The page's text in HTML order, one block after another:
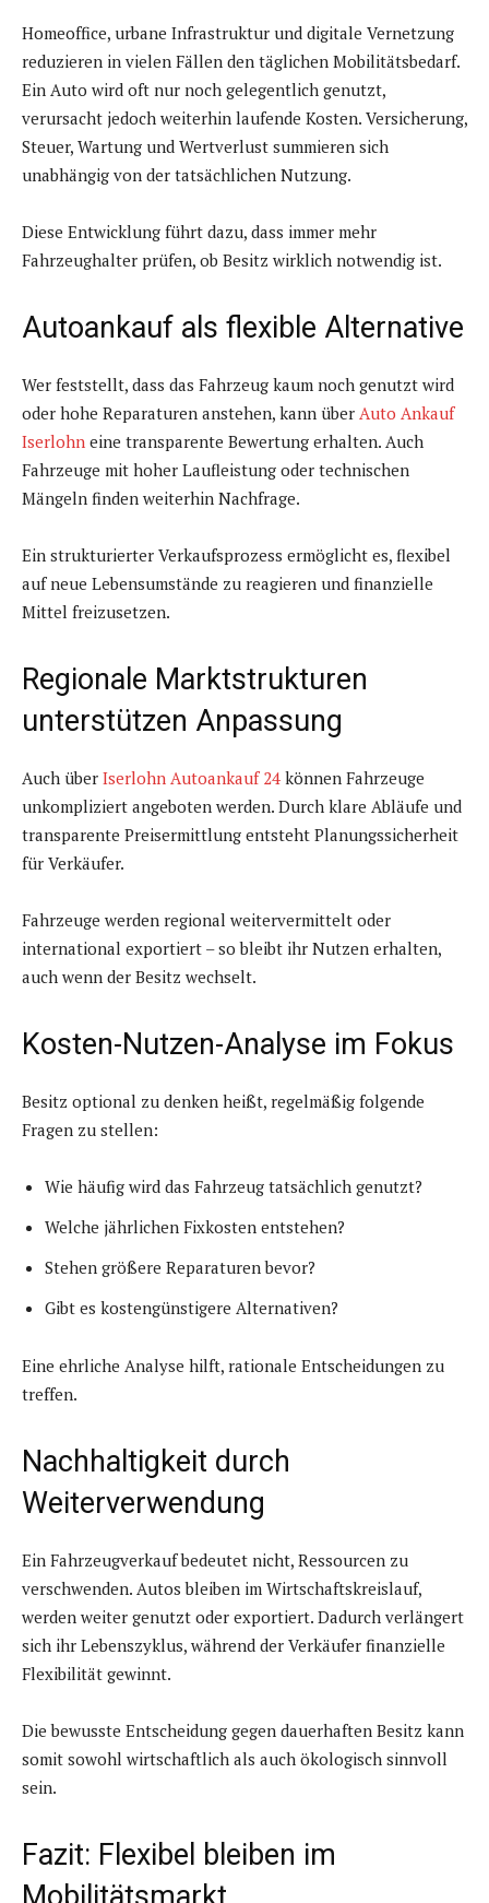
Homeoffice, urbane Infrastruktur und digitale Vernetzung
reduzieren in vielen Fällen den täglichen Mobilitätsbedarf.
Ein Auto wird oft nur noch gelegentlich genutzt,
verursacht jedoch weiterhin laufende Kosten. Versicherung,
Steuer, Wartung und Wertverlust summieren sich
unabhängig von der tatsächlichen Nutzung.
Diese Entwicklung führt dazu, dass immer mehr
Fahrzeughalter prüfen, ob Besitz wirklich notwendig ist.
Autoankauf als flexible Alternative
Wer feststellt, dass das Fahrzeug kaum noch genutzt wird
oder hohe Reparaturen anstehen, kann über Auto Ankauf
Iserlohn eine transparente Bewertung erhalten. Auch
Fahrzeuge mit hoher Laufleistung oder technischen
Mängeln finden weiterhin Nachfrage.
Ein strukturierter Verkaufsprozess ermöglicht es, flexibel
auf neue Lebensumstände zu reagieren und finanzielle
Mittel freizusetzen.
Regionale Marktstrukturen
unterstützen Anpassung
Auch über Iserlohn Autoankauf 24 können Fahrzeuge
unkompliziert angeboten werden. Durch klare Abläufe und
transparente Preisermittlung entsteht Planungssicherheit
für Verkäufer.
Fahrzeuge werden regional weitervermittelt oder
international exportiert – so bleibt ihr Nutzen erhalten,
auch wenn der Besitz wechselt.
Kosten-Nutzen-Analyse im Fokus
Besitz optional zu denken heißt, regelmäßig folgende
Fragen zu stellen:
Wie häufig wird das Fahrzeug tatsächlich genutzt?
Welche jährlichen Fixkosten entstehen?
Stehen größere Reparaturen bevor?
Gibt es kostengünstigere Alternativen?
Eine ehrliche Analyse hilft, rationale Entscheidungen zu
treffen.
Nachhaltigkeit durch
Weiterverwendung
Ein Fahrzeugverkauf bedeutet nicht, Ressourcen zu
verschwenden. Autos bleiben im Wirtschaftskreislauf,
werden weiter genutzt oder exportiert. Dadurch verlängert
sich ihr Lebenszyklus, während der Verkäufer finanzielle
Flexibilität gewinnt.
Die bewusste Entscheidung gegen dauerhaften Besitz kann
somit sowohl wirtschaftlich als auch ökologisch sinnvoll
sein.
Fazit: Flexibel bleiben im